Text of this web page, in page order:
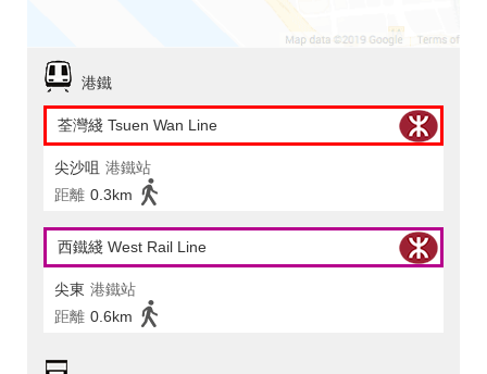
港鐵
荃灣綫 Tsuen Wan Line
尖沙咀 港鐵站
距離 0.3km
西鐵綫 West Rail Line
尖東 港鐵站
距離 0.6km